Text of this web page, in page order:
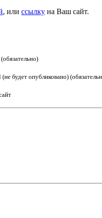
, или ссылку на Ваш сайт.
будет опубликовано)